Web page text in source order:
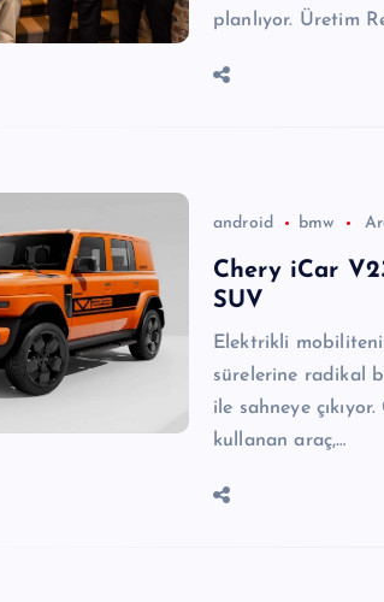
planlıyor. Üretim
android bmw
Chery iCar
SUV
Elektrikli
sürelerine radikal
ile sahneye
kullanan araç,…